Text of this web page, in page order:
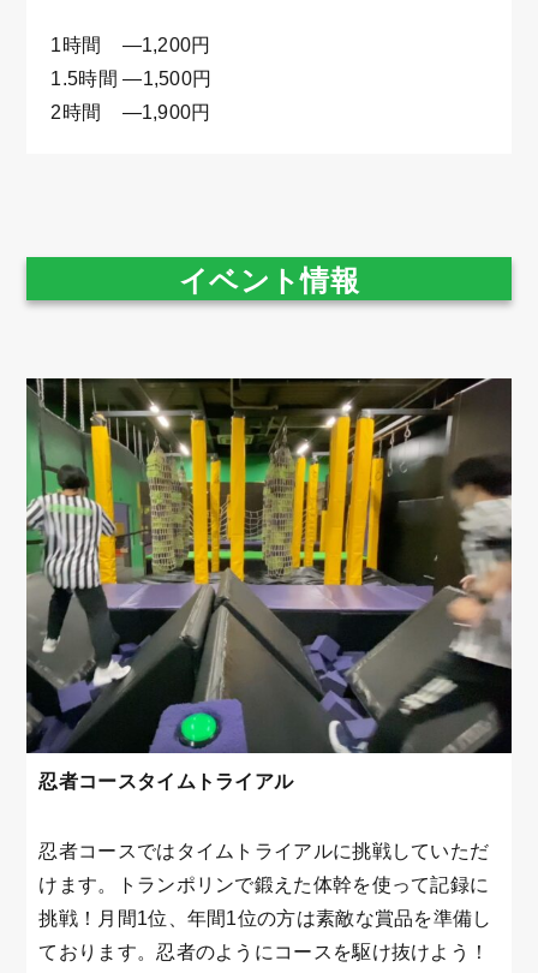
1時間 —1,200円
1.5時間 —1,500円
2時間 —1,900円
イベント情報
忍者コースタイムトライアル
忍者コースではタイムトライアルに挑戦していただ
けます。トランポリンで鍛えた体幹を使って記録に
挑戦！月間1位、年間1位の方は素敵な賞品を準備し
ております。忍者のようにコースを駆け抜けよう！